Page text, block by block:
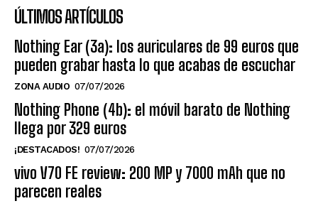
ÚLTIMOS ARTÍCULOS
Nothing Ear (3a): los auriculares de 99 euros que
pueden grabar hasta lo que acabas de escuchar
ZONA AUDIO 07/07/2026
Nothing Phone (4b): el móvil barato de Nothing
llega por 329 euros
¡DESTACADOS! 07/07/2026
vivo V70 FE review: 200 MP y 7000 mAh que no
parecen reales